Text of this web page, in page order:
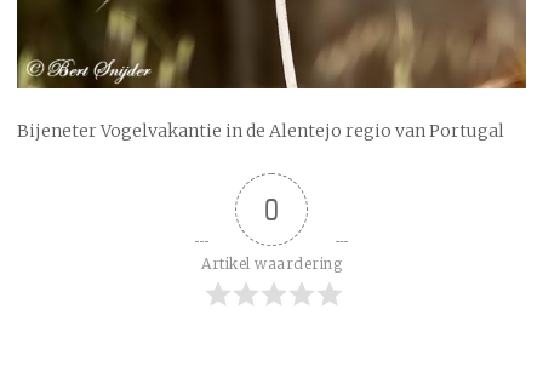
Bijeneter Vogelvakantie in de Alentejo regio van Portugal
0
Artikel waardering